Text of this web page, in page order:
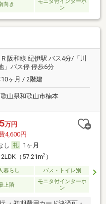
向き
ン
Ｒ阪和線 紀伊駅 バス4分/「川
」バス停 停歩6分
ヶ月 / 2階建
山県和歌山市楠本
万円
4,600円
し
1ヶ月
（57.21m2）
暮らし バス・トイレ別
上階
モニタ付インターホ
ン